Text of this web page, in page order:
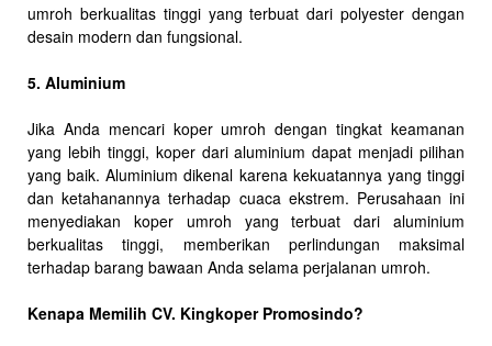
umroh berkualitas tinggi yang terbuat dari polyester dengan
desain modern dan fungsional.
5. Aluminium
Jika Anda mencari koper umroh dengan tingkat keamanan
yang lebih tinggi, koper dari aluminium dapat menjadi pilihan
yang baik. Aluminium dikenal karena kekuatannya yang tinggi
dan ketahanannya terhadap cuaca ekstrem. Perusahaan ini
menyediakan koper umroh yang terbuat dari aluminium
berkualitas tinggi, memberikan perlindungan maksimal
terhadap barang bawaan Anda selama perjalanan umroh.
Kenapa Memilih CV. Kingkoper Promosindo?